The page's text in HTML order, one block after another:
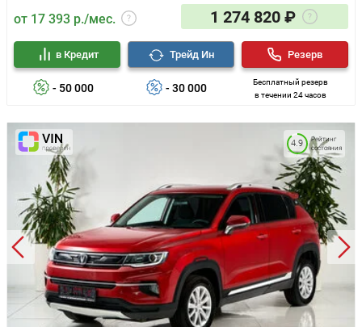
от 17 393 р./мес. 1 274 820 ₽
- 50 000
в Кредит
- 30 000
Трейд Ин
Бесплатный резерв
в течении 24 часов
Резерв
Рейтинг
состояния
4.9